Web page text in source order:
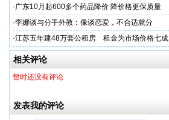
·广东10月起600多个药品降价 降价格更保质量
·李娜谈与分手外教：像谈恋爱，不合适就分
·江苏五年建48万套公租房 租金为市场价格七成
相关评论
暂时还没有评论
发表我的评论